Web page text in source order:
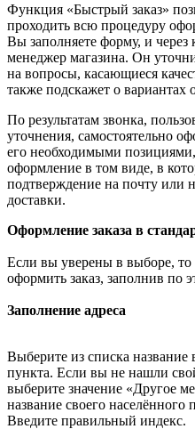
Функция «Быстрый заказ»
проходить всю процедуру
Вы заполняете форму, и через
менеджер магазина. Он
на вопросы, касающиеся
также подскажет о вариантах
По результатам звонка,
уточнения, самостоятельно
его необходимыми
оформление в том виде, в
подтверждение на почту или
доставки.
Оформление заказа в
Если вы уверены в выборе, то
оформить заказ, заполнив по
Заполнение адреса
Выберите из списка название
пункта. Если вы не нашли
выберите значение «Другое
название своего населённого
Введите правильный индекс.